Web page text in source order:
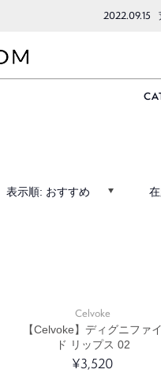
2022.09.15
表示順: おすすめ
Celvoke
【Celvoke】ディグニファイ
ド リップス 02
¥3,520